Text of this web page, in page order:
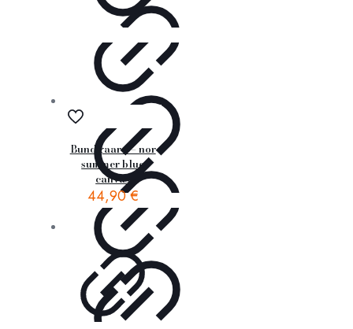
Bundgaard – nor
summer blue
canvas
44,90€